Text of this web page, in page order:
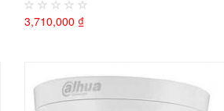
3,710,000 ₫